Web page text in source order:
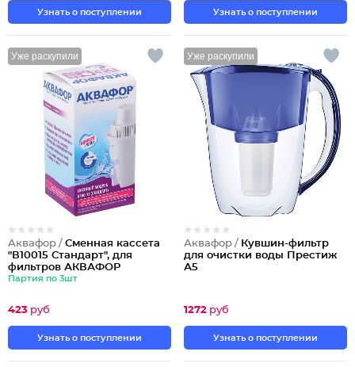
Узнать о поступлении Узнать о поступлении
Уже раскупили
Аквафор / Сменная кассета
"В10015 Стандарт", для
фильтров АКВАФОР
Партия по 3шт
423 руб
Узнать о поступлении
Уже раскупили
Аквафор / Кувшин-фильтр
для очистки воды Престиж
А5
1272 руб
Узнать о поступлении